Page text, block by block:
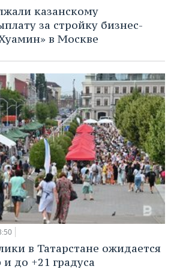
казанскому
за стройку бизнес-
в Москве
в Татарстане ожидается
до +21 градуса